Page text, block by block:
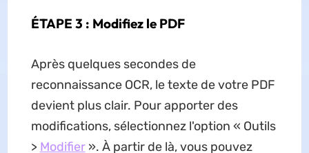
ÉTAPE 3 : Modifiez le PDF
Après quelques secondes de
reconnaissance OCR, le texte de votre PDF
devient plus clair. Pour apporter des
modifications, sélectionnez l'option « Outils
> Modifier». À partir de là, vous pouvez